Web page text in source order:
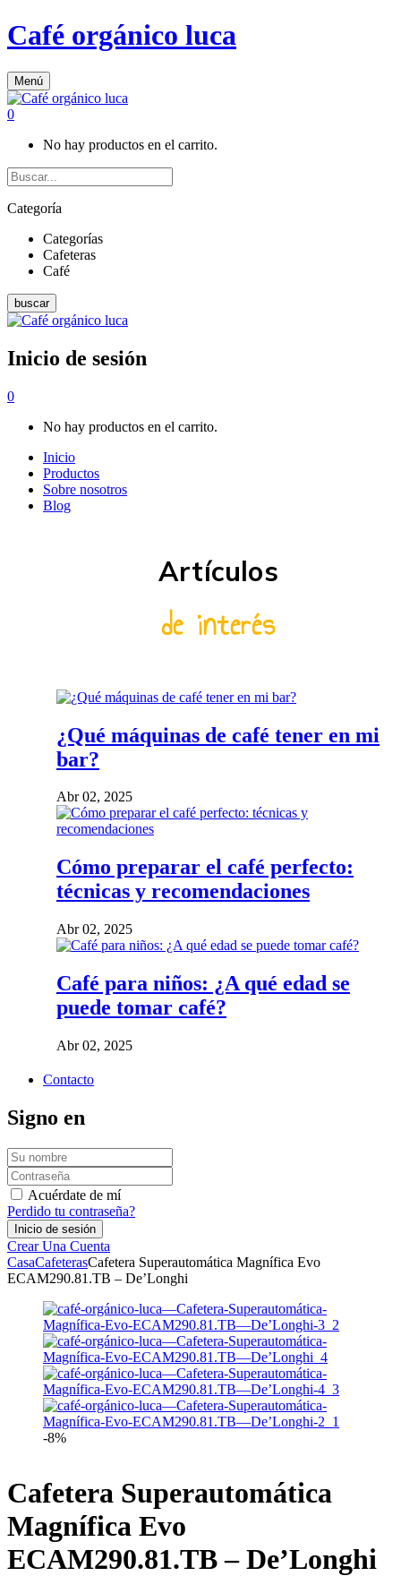
Café orgánico luca
Menú
0
No hay productos en el carrito.
Categoría
Categorías
Cafeteras
Café
buscar
Inicio de sesión
0
No hay productos en el carrito.
Inicio
Productos
Sobre nosotros
Blog
Artículos
de interés
¿Qué máquinas de café tener en mi
bar?
Abr 02, 2025
Cómo preparar el café perfecto:
técnicas y recomendaciones
Abr 02, 2025
Café para niños: ¿A qué edad se
puede tomar café?
Abr 02, 2025
Contacto
Signo en
Acuérdate de mí
Perdido tu contraseña?
Crear Una Cuenta
CasaCafeterasCafetera Superautomática Magnífica Evo
ECAM290.81.TB – De’Longhi
-8%
Cafetera Superautomática
Magnífica Evo
ECAM290.81.TB – De’Longhi